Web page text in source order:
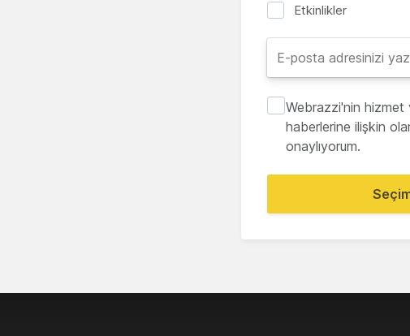
Etkinlikler
Webrazzi'nin hizmet
haberlerine ilişkin
onaylıyorum.